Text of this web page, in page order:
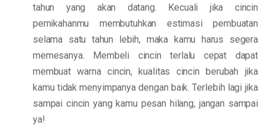
tahun yang akan datang. Kecuali jika cincin
pernikahanmu membutuhkan estimasi pembuatan
selama satu tahun lebih, maka kamu harus segera
memesanya. Membeli cincin terlalu cepat dapat
membuat warna cincin, kualitas cincin berubah jika
kamu tidak menyimpanya dengan baik. Terlebih lagi jika
sampai cincin yang kamu pesan hilang, jangan sampai
ya!